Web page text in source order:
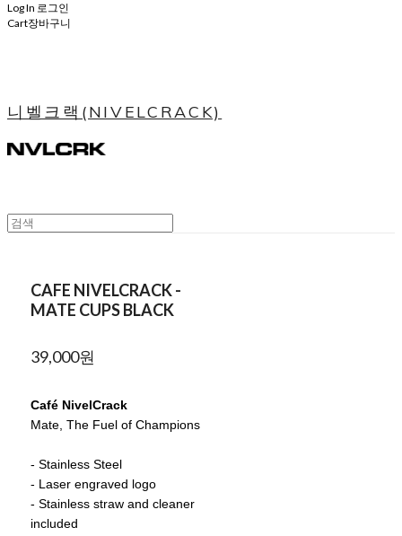
Log In 로그인
Cart장바구니
니벨크랙(NIVELCRACK)
CAFE NIVELCRACK -
MATE CUPS BLACK
39,000원
Café NivelCrack
Mate, The Fuel of Champions
- Stainless Steel
- Laser engraved logo
- Stainless straw and cleaner
included